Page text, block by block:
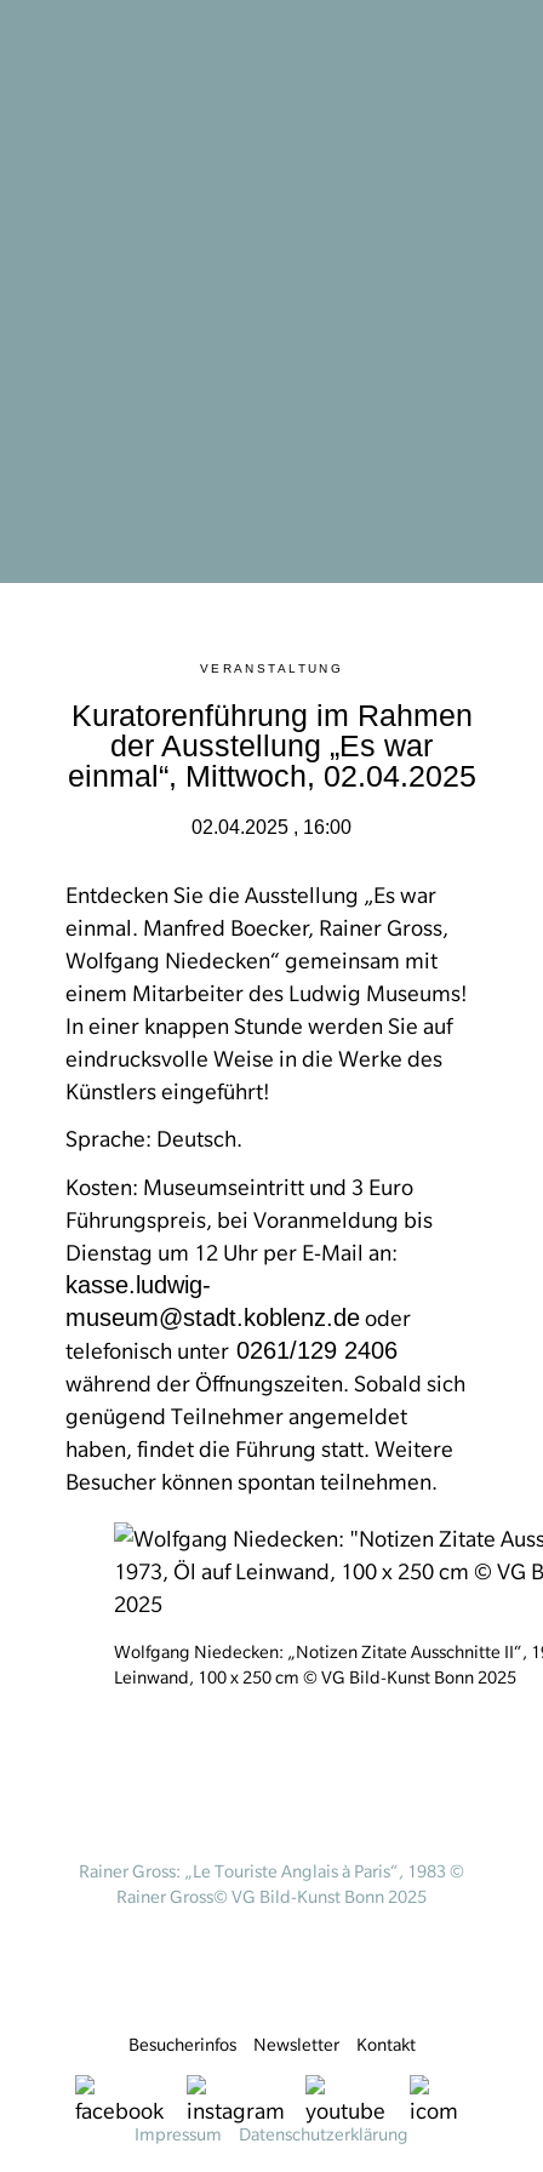
VERANSTALTUNG
Kuratorenführung im Rahmen
der Ausstellung „Es war
einmal“, Mittwoch, 02.04.2025
02.04.2025 , 16:00
Entdecken Sie die Ausstellung „Es war
einmal. Manfred Boecker, Rainer Gross,
Wolfgang Niedecken“ gemeinsam mit
einem Mitarbeiter des Ludwig Museums!
In einer knappen Stunde werden Sie auf
eindrucksvolle Weise in die Werke des
Künstlers eingeführt!
Sprache: Deutsch.
Kosten: Museumseintritt und 3 Euro
Führungspreis, bei Voranmeldung bis
Dienstag um 12 Uhr per E-Mail an:
kasse.ludwig-
museum@stadt.koblenz.deoder
telefonisch unter 0261/129 2406
während der Öffnungszeiten. Sobald sich
genügend Teilnehmer angemeldet
haben, findet die Führung statt. Weitere
Besucher können spontan teilnehmen.
Wolfgang Niedecken: „Notizen Zitate Ausschnitte II“,
Leinwand, 100 x 250 cm © VG Bild-Kunst Bonn 2025
Rainer Gross: „Le Touriste Anglais à Paris“, 1983 ©
Rainer Gross© VG Bild-Kunst Bonn 2025
Besucherinfos Newsletter Kontakt
Impressum Datenschutzerklärung